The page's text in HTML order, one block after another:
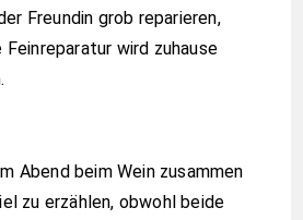
Freundin grob reparieren,
wird zuhause
Abend beim Wein zusammen
zu erzählen, obwohl beide